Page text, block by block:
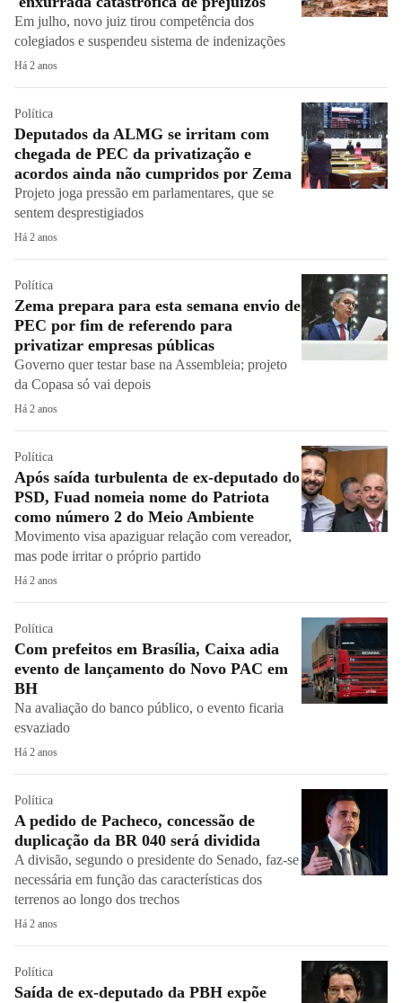
Em julho, novo juiz tirou competência dos
colegiados e suspendeu sistema de indenizações
Há 2 anos
Política
Deputados da ALMG se irritam com
chegada de PEC da privatização e
acordos ainda não cumpridos por Zema
Projeto joga pressão em parlamentares, que se
sentem desprestigiados
Há 2 anos
Política
Zema prepara para esta semana envio de
PEC por fim de referendo para
privatizar empresas públicas
Governo quer testar base na Assembleia; projeto
da Copasa só vai depois
Há 2 anos
Política
Após saída turbulenta de ex-deputado do
PSD, Fuad nomeia nome do Patriota
como número 2 do Meio Ambiente
Movimento visa apaziguar relação com vereador,
mas pode irritar o próprio partido
Há 2 anos
Política
Com prefeitos em Brasília, Caixa adia
evento de lançamento do Novo PAC em
BH
Na avaliação do banco público, o evento ficaria
esvaziado
Há 2 anos
Política
A pedido de Pacheco, concessão de
duplicação da BR 040 será dividida
A divisão, segundo o presidente do Senado, faz-se
necessária em função das características dos
terrenos ao longo dos trechos
Há 2 anos
Política
Saída de ex-deputado da PBH expõe